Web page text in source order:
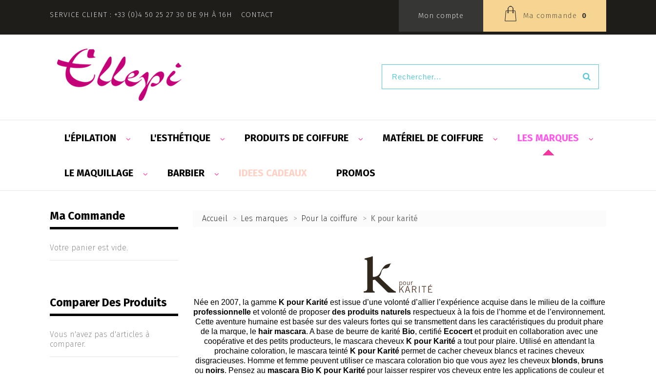
Mon compte Ma commande 0
SERVICE CLIENT : +33 (0)4 50 25 27 30 DE 9H À 16H CONTACT
L'ÉPILATION L'ESTHÉTIQUE PRODUITS DE COIFFURE MATÉRIEL DE COIFFURE LES MARQUES
LE MAQUILLAGE BARBIER IDEES CADEAUX PROMOS
Accueil > Les marques > Pour la coiffure > K pour karité
Née en 2007, la gammeK pour Karitéest issue d’une volonté d’allier l’expérience acquise dans le milieu de la coiffure
professionnelleet volonté de proposerdes produits naturels respectueux à la fois de l’homme et de l’environnement.
Cette aventure humaine est basée sur des valeurs fortes qui se transmettent dans les caractéristiques du produit phare
de la marque, le hair mascara. A base de beurre de karité Bio, certifié Ecocert et produit en collaboration avec une
coopérative et des petits producteurs, le mascara cheveux K pour Karité a tout pour plaire. Utilisé en attendant la
prochaine coloration, le mascara teinté K pour Karité permet de cacher cheveux blancs et racines cheveux
disgracieuses. Homme et femme peuvent utiliser ce mascara coloration bio que vous ayez les cheveux blonds, bruns
ou noirs. Pensez au mascara Bio K pour Karité pour laisser respirer vos cheveux entre les applications de couleur et
Ma Commande
Votre panier est vide.
Comparer Des Produits
Vous n'avez pas d'articles à
comparer.